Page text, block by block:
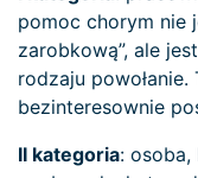
pomoc chorym nie
zarobkową”, ale
rodzaju
bezinteresownie
II kategoria: